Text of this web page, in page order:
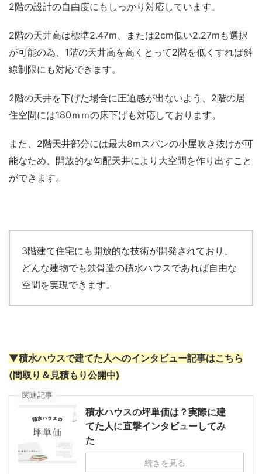
2階の設計の自由度にもしっかり対応しています。
2階の天井高は標準2.47m、または2cm低い2.27mも選択
が可能の為、1階の天井高を高くとって2階を低くすれば斜
線制限にも対応できます。
2階の天井を下げた場合に圧迫感が出ないよう、2階の居
住空間には180ｍｍの床下げも対応しております。
また、2階天井部分には最大8mスパンの小屋吹き抜けが可
能なため、開放的な勾配天井により大空間を作り出すこと
ができます。
3階建て住宅にも開放的な技術が開発されており、
どんな建物でも鉄骨造の積水ハウスであれば自由な
空間を実現できます。
▼積水ハウスで建てた人へのインタビュー記事はこちら
(間取り＆見積もり公開中)
関連記事
積水ハウスの坪単価は？実際に建
てた人に直撃インタビューしてみ
た
続きを見る